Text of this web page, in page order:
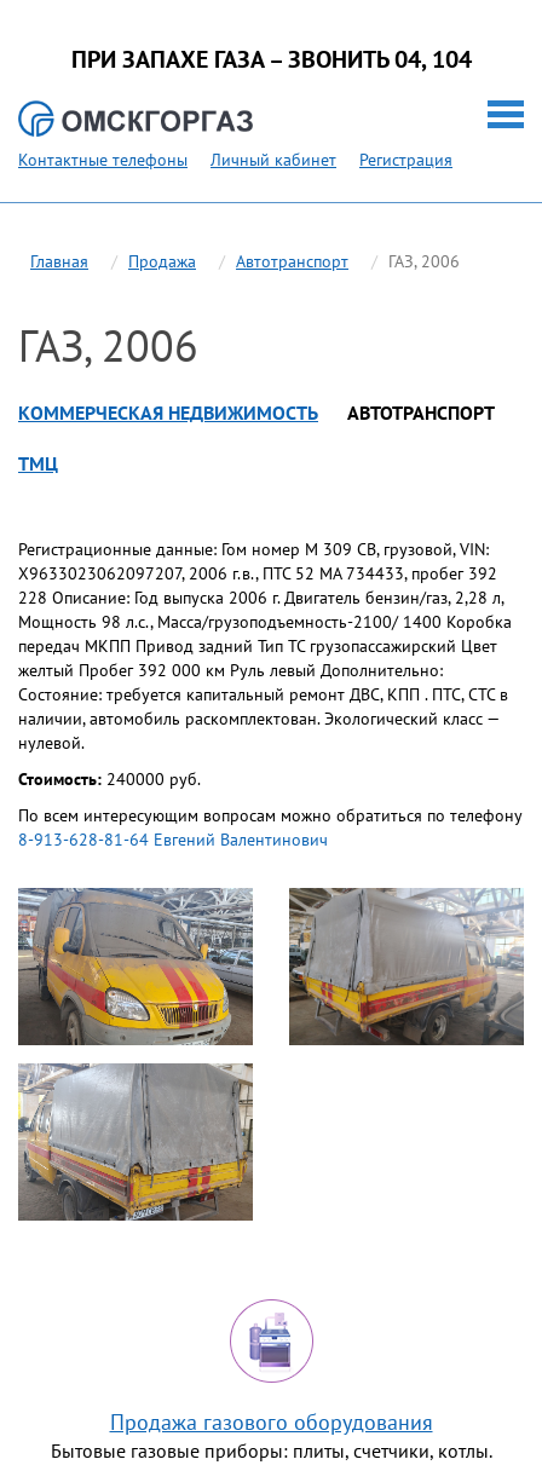
ПРИ ЗАПАХЕ ГАЗА – ЗВОНИТЬ 04, 104
Контактные телефоны Личный кабинет Регистрация
Главная Продажа Автотранспорт ГАЗ, 2006
ГАЗ, 2006
КОММЕРЧЕСКАЯ НЕДВИЖИМОСТЬ АВТОТРАНСПОРТ
ТМЦ
Регистрационные данные: Гом номер М 309 СВ, грузовой, VIN:
Х9633023062097207, 2006 г.в., ПТС 52 МА 734433, пробег 392
228 Описание: Год выпуска 2006 г. Двигатель бензин/газ, 2,28 л,
Мощность 98 л.с., Масса/грузоподъемность-2100/ 1400 Коробка
передач МКПП Привод задний Тип ТС грузопассажирский Цвет
желтый Пробег 392 000 км Руль левый Дополнительно:
Состояние: требуется капитальный ремонт ДВС, КПП . ПТС, СТС в
наличии, автомобиль раскомплектован. Экологический класс —
нулевой.
Стоимость: 240000 руб.
По всем интересующим вопросам можно обратиться по телефону
8-913-628-81-64 Евгений Валентинович
Продажа газового оборудования
Бытовые газовые приборы: плиты, счетчики, котлы.